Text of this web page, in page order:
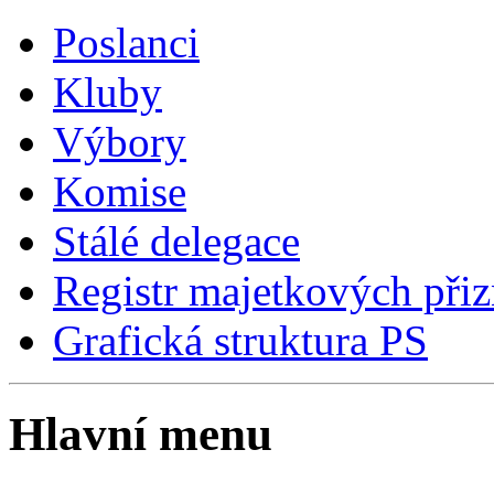
Poslanci
Kluby
Výbory
Komise
Stálé delegace
Registr majetkových
Grafická struktura PS
Hlavní menu